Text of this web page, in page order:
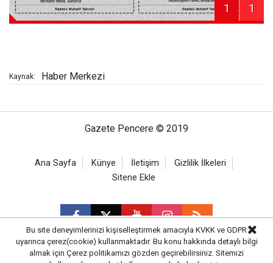
1 1
Kaynak: Haber Merkezi
Gazete Pencere © 2019
Ana Sayfa Künye İletişim
Gizlilik İlkeleri
Sitene Ekle
CM Bilişim
Bu site deneyimlerinizi kişiselleştirmek amacıyla KVKK ve GDPR
uyarınca çerez(cookie) kullanmaktadır. Bu konu hakkında detaylı bilgi
almak için Çerez politikamızı gözden geçirebilirsiniz. Sitemizi